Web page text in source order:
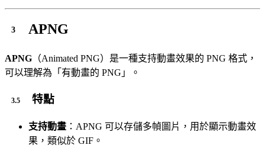
APNG
APNG （Animated PNG）是一種支持動畫效果的 PNG 格式，
可以理解為「有動畫的 PNG」。
特點
支持動畫 ：APNG 可以存儲多幀圖片，用於顯示動畫效
果，類似於 GIF。